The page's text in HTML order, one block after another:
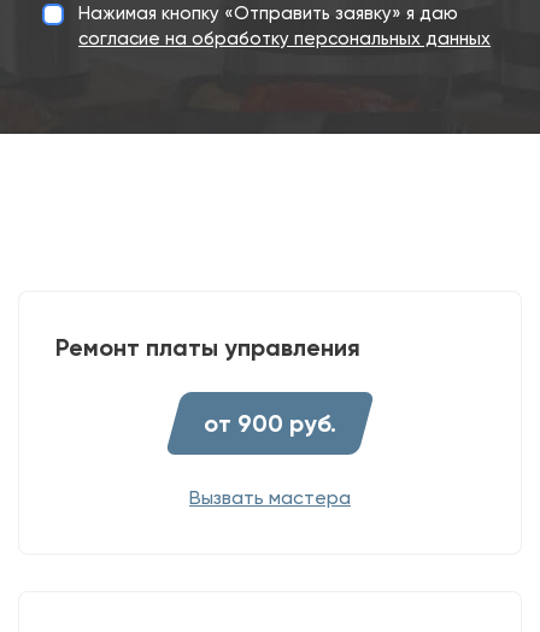
Нажимая кнопку «Отправить заявку» я даю
согласие на обработку персональных данных
Ремонт платы управления
от 900 руб.
Вызвать мастера